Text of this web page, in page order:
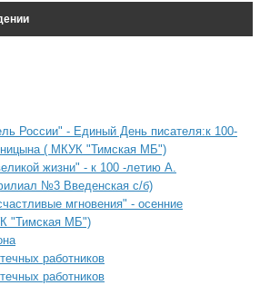
России" - Единый День писателя:к 100-
( МКУК "Тимская МБ")
жизни" - к 100 -летию А.
№3 Введенская с/б)
мгновения" - осенние
"Тимская МБ")
работников
работников